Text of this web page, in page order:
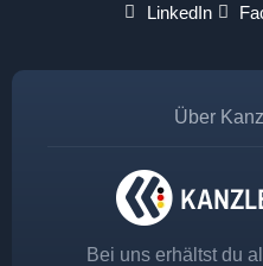
LinkedIn
Über
Bei uns erhältst du